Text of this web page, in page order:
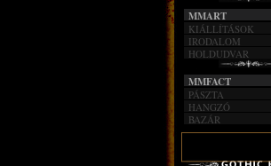
MMART
KIÁLLÍTÁSOK
IRODALOM
HOLDUDVAR
MMFACT
PÁSZTA
HANGZÓ
BAZÁR